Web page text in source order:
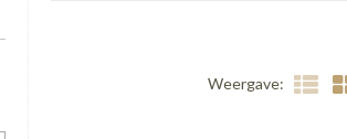
Weergave